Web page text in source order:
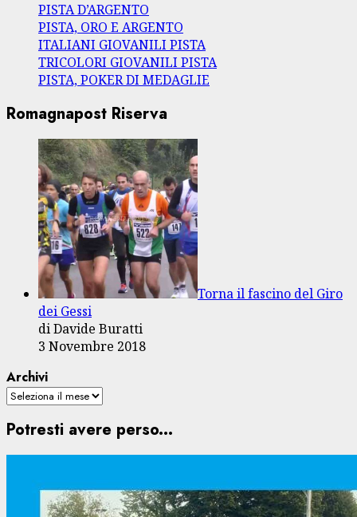
PISTA D’ARGENTO
PISTA, ORO E ARGENTO
ITALIANI GIOVANILI PISTA
TRICOLORI GIOVANILI PISTA
PISTA, POKER DI MEDAGLIE
Romagnapost Riserva
Torna il fascino del Giro
dei Gessi
di Davide Buratti
3 Novembre 2018
Archivi
Potresti avere perso...